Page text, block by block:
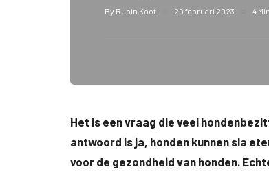
By Rubin Koot 20 februari 2023 4
Het is een vraag die veel
antwoord is ja, honden kunnen sla
voor de gezondheid van honden.